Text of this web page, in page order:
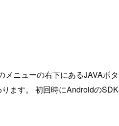
ニューの右下にあるJAVAボ
す。 初回時にAndroidのSDK